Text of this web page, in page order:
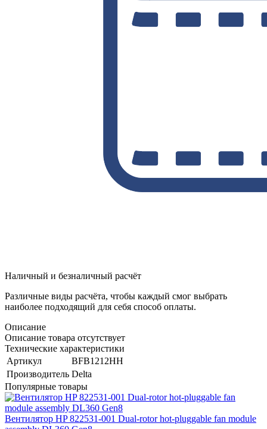
Наличный и безналичный расчёт
Различные виды расчёта, чтобы каждый смог выбрать
наиболее подходящий для себя способ оплаты.
Описание
Описание товара отсутствует
Технические характеристики
Артикул
BFB1212HH
Производитель Delta
Популярные товары
Вентилятор HP 822531-001 Dual-rotor hot-pluggable fan module